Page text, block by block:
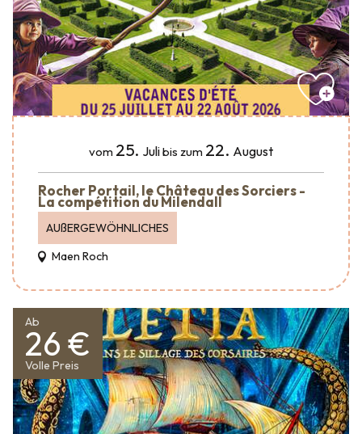
vom 25. Julibis zum 22. August
Rocher Portail, le Château des Sorciers -
La compétition du Milendall
AUßERGEWÖHNLICHES
Maen Roch
Ab
26 €
Volle Preis